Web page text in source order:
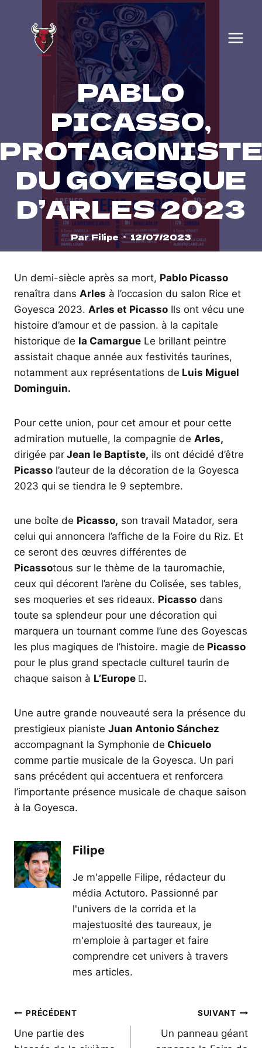
content
PABLO
PICASSO,
DU GOYESQUE
D’ARLES 2023
ParFilipe 12/07/2023
Un demi-siècle après sa mort, Pablo Picasso
renaîtra dans Arles à l’occasion du salon Rice et
Goyesca 2023. Arles et Picasso Ils ont vécu une
histoire d’amour et de passion. à la capitale
historique de la Camargue Le brillant peintre
assistait chaque année aux festivités taurines,
notamment aux représentations de Luis Miguel
Dominguin.
Pour cette union, pour cet amour et pour cette
admiration mutuelle, la compagnie de Arles,
dirigée par Jean le Baptiste, ils ont décidé d’être
Picasso l’auteur de la décoration de la Goyesca
2023 qui se tiendra le 9 septembre.
une boîte de Picasso, son travail Matador, sera
celui qui annoncera l’affiche de la Foire du Riz. Et
ce seront des œuvres différentes de
Picassotous sur le thème de la tauromachie,
ceux qui décorent l’arène du Colisée, ses tables,
ses moqueries et ses rideaux. Picasso dans
toute sa splendeur pour une décoration qui
marquera un tournant comme l’une des Goyescas
les plus magiques de l’histoire. magie de Picasso
pour le plus grand spectacle culturel taurin de
chaque saison à L’Europe .
Une autre grande nouveauté sera la présence du
prestigieux pianiste Juan Antonio Sánchez
accompagnant la Symphonie de Chicuelo
comme partie musicale de la Goyesca. Un pari
sans précédent qui accentuera et renforcera
l’importante présence musicale de chaque saison
à la Goyesca.
Filipe
Je m'appelle Filipe, rédacteur du
média Actutoro. Passionné par
l'univers de la corrida et la
majestuosité des taureaux, je
m'emploie à partager et faire
comprendre cet univers à travers
mes articles.
Navigation
de
PRÉCÉDENT
Une partie des
SUIVANT
Un panneau géant